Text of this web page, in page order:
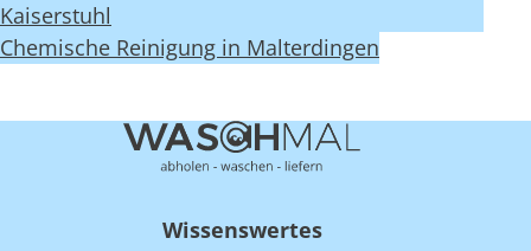
Kaiserstuhl
Chemische Reinigung in Malterdingen
Wissenswertes